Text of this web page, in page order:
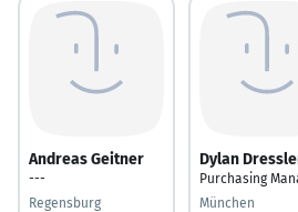
Andreas Geitner
---
Regensburg
Dylan
Purchasing
München